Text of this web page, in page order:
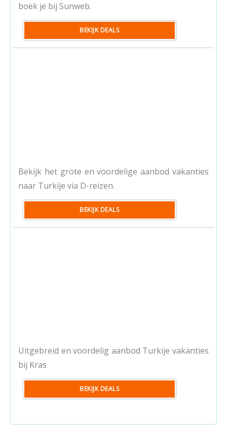
boek je bij Sunweb.
BEKIJK DEALS
Bekijk het grote en voordelige aanbod vakanties
naar Turkije via D-reizen.
BEKIJK DEALS
Uitgebreid en voordelig aanbod Turkije vakanties
bij Kras
BEKIJK DEALS